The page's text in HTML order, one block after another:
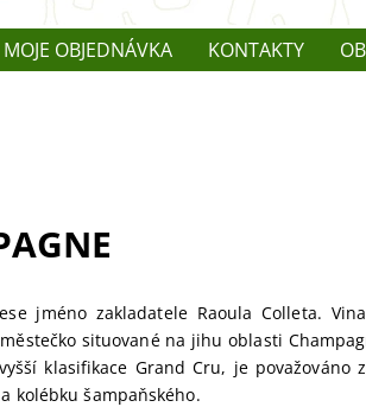
MOJE OBJEDNÁVKA KONTAKTY
jméno zakladatele Raoula Colleta.
situované na jihu oblasti
klasifikace Grand Cru, je považováno
kolébku šampaňského.